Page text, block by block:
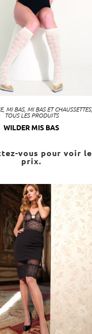
, MI BAS, MI BAS ET CHAUSSETTES,
TOUS LES PRODUITS
WILDER MIS BAS
vous pour voir le
prix.